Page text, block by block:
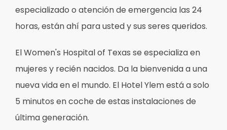
especializado o atención de emergencia las 24
horas, están ahí para usted y sus seres queridos.
El Women's Hospital of Texas se especializa en
mujeres y recién nacidos. Da la bienvenida a una
nueva vida en el mundo. El Hotel Ylem está a solo
5 minutos en coche de estas instalaciones de
última generación.